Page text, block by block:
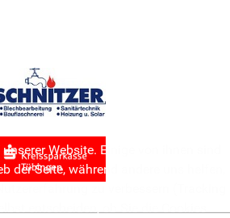
Website. Einige von ihnen sind
der Seite, während andere uns helfen,